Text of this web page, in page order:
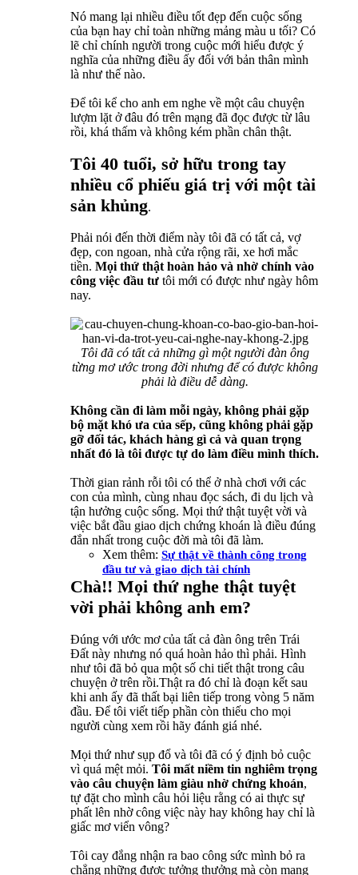
Nó mang lại nhiều điều tốt đẹp đến cuộc sống
của bạn hay chỉ toàn những mảng màu u tối? Có
lẽ chỉ chính người trong cuộc mới hiểu được ý
nghĩa của những điều ấy đối với bản thân mình
là như thế nào.
Để tôi kể cho anh em nghe về một câu chuyện
lượm lặt ở đâu đó trên mạng đã đọc được từ lâu
rồi, khá thấm và không kém phần chân thật.
Tôi 40 tuổi, sở hữu trong tay
nhiều cổ phiếu giá trị với một tài
sản khủng.
Phải nói đến thời điểm này tôi đã có tất cả, vợ
đẹp, con ngoan, nhà cửa rộng rãi, xe hơi mắc
tiền. Mọi thứ thật hoàn hảo và nhờ chính vào
công việc đầu tư tôi mới có được như ngày hôm
nay.
Tôi đã có tất cả những gì một người đàn ông
từng mơ ước trong đời nhưng để có được không
phải là điều dễ dàng.
Không cần đi làm mỗi ngày, không phải gặp
bộ mặt khó ưa của sếp, cũng không phải gặp
gỡ đối tác, khách hàng gì cả và quan trọng
nhất đó là tôi được tự do làm điều mình thích.
Thời gian rảnh rỗi tôi có thể ở nhà chơi với các
con của mình, cùng nhau đọc sách, đi du lịch và
tận hưởng cuộc sống. Mọi thứ thật tuyệt vời và
việc bắt đầu giao dịch chứng khoán là điều đúng
đắn nhất trong cuộc đời mà tôi đã làm.
Xem thêm: Sự thật về thành công trong
đầu tư và giao dịch tài chính
Chà!! Mọi thứ nghe thật tuyệt
vời phải không anh em?
Đúng với ước mơ của tất cả đàn ông trên Trái
Đất này nhưng nó quá hoàn hảo thì phải. Hình
như tôi đã bỏ qua một số chi tiết thật trong câu
chuyện ở trên rồi.Thật ra đó chỉ là đoạn kết sau
khi anh ấy đã thất bại liên tiếp trong vòng 5 năm
đầu. Để tôi viết tiếp phần còn thiếu cho mọi
người cùng xem rồi hãy đánh giá nhé.
Mọi thứ như sụp đổ và tôi đã có ý định bỏ cuộc
vì quá mệt mỏi. Tôi mất niềm tin nghiêm trọng
vào câu chuyện làm giàu nhờ chứng khoán,
tự đặt cho mình câu hỏi liệu rằng có ai thực sự
phất lên nhờ công việc này hay không hay chỉ là
giấc mơ viển vông?
Tôi cay đắng nhận ra bao công sức mình bỏ ra
chẳng những được tưởng thưởng mà còn mang